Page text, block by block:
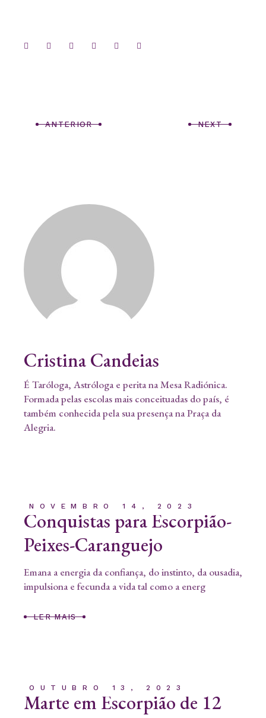
ANTERIOR NEXT
Cristina Candeias
É Taróloga, Astróloga e perita na Mesa Radiónica.
Formada pelas escolas mais conceituadas do país, é
também conhecida pela sua presença na Praça da
Alegria.
NOVEMBRO 14, 2023
Conquistas para Escorpião-
Peixes-Caranguejo
Emana a energia da confiança, do instinto, da ousadia,
impulsiona e fecunda a vida tal como a energ
LER MAIS
OUTUBRO 13, 2023
Marte em Escorpião de 12